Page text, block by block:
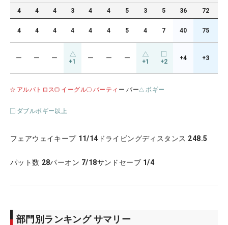
4 4 4 3 4 4 5 3 5 36 72
4 4 4 4 4 4 5 4 7 40 75
ー ー ー +1 ー ー ー +1 +2 +4 +3
アルバトロス イーグル バーティ ー パー ボギー
ダブルボギー以上
フェアウェイキープ 11/14 ドライビングディスタンス 248.5
パット数 28パーオン 7/18サンドセーブ 1/4
部門別ランキング サマリー